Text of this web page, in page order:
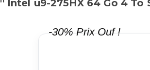
Intel u9-275HX 64 Go 4 To
-30% Prix Ouf !